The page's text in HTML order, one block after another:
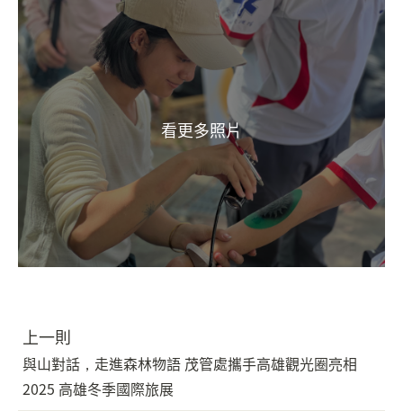
上一則
與山對話，走進森林物語 茂管處攜手高雄觀光圈亮相
2025 高雄冬季國際旅展